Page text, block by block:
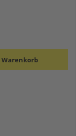
Warenkorb